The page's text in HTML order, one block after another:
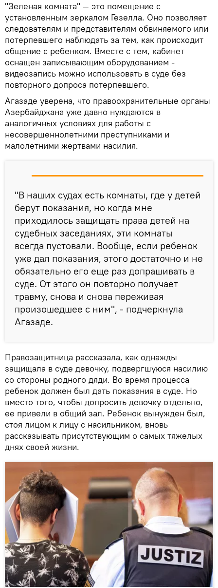
"Зеленая комната" — это помещение с
установленным зеркалом Гезелла. Оно позволяет
следователям и представителям обвиняемого или
потерпевшего наблюдать за тем, как происходит
общение с ребенком. Вместе с тем, кабинет
оснащен записывающим оборудованием -
видеозапись можно использовать в суде без
повторного допроса потерпевшего.
Агазаде уверена, что правоохранительные органы
Азербайджана уже давно нуждаются в
аналогичных условиях для работы с
несовершеннолетними преступниками и
малолетними жертвами насилия.
"В наших судах есть комнаты, где у детей
берут показания, но когда мне
приходилось защищать права детей на
судебных заседаниях, эти комнаты
всегда пустовали. Вообще, если ребенок
уже дал показания, этого достаточно и не
обязательно его еще раз допрашивать в
суде. От этого он повторно получает
травму, снова и снова переживая
произошедшее с ним", - подчеркнула
Агазаде.
Правозащитница рассказала, как однажды
защищала в суде девочку, подвергшуюся насилию
со стороны родного дяди. Во время процесса
ребенок должен был дать показания в суде. Но
вместо того, чтобы допросить девочку отдельно,
ее привели в общий зал. Ребенок вынужден был,
стоя лицом к лицу с насильником, вновь
рассказывать присутствующим о самых тяжелых
днях своей жизни.